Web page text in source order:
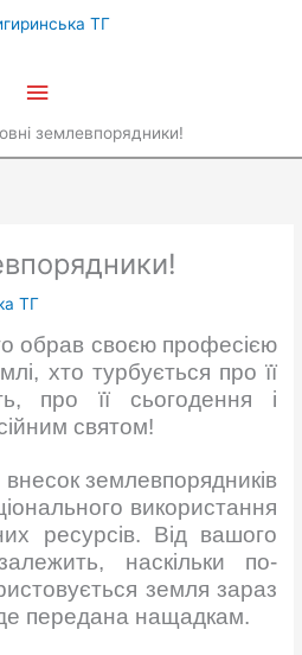
Головне
землевпорядники!
ТГ
обрав своєю професією
хто турбується про її
про її сьогодення і
святом!
землевпорядників
використання
ресурсів. Від вашого
наскільки по-
земля зараз
передана нащадкам.